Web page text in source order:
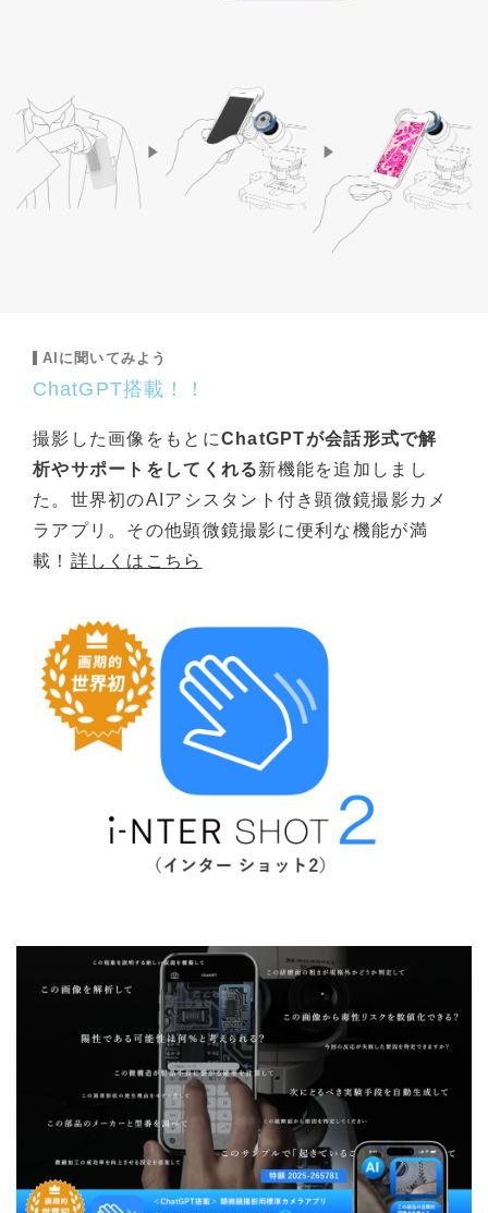
AIに聞いてみよう
ChatGPT搭載！！
撮影した画像をもとにChatGPTが会話形式で解
析やサポートをしてくれる新機能を追加しまし
た。世界初のAIアシスタント付き顕微鏡撮影カメ
ラアプリ。その他顕微鏡撮影に便利な機能が満
載！ 詳しくはこちら